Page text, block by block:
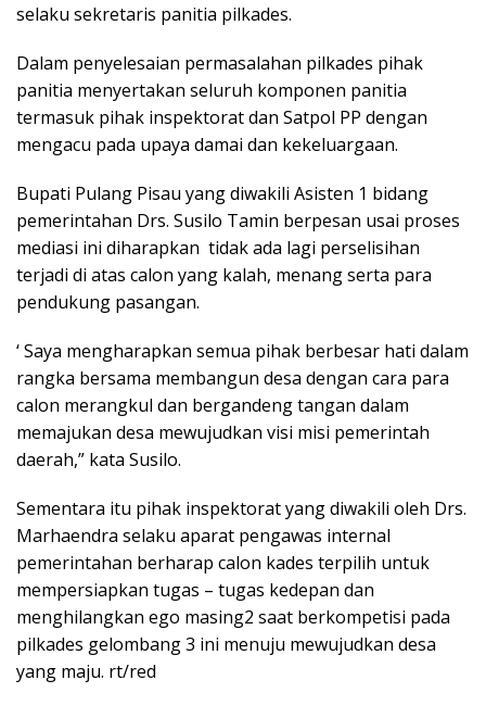
selaku sekretaris panitia pilkades.
Dalam penyelesaian permasalahan pilkades pihak
panitia menyertakan seluruh komponen panitia
termasuk pihak inspektorat dan Satpol PP dengan
mengacu pada upaya damai dan kekeluargaan.
Bupati Pulang Pisau yang diwakili Asisten 1 bidang
pemerintahan Drs. Susilo Tamin berpesan usai proses
mediasi ini diharapkan tidak ada lagi perselisihan
terjadi di atas calon yang kalah, menang serta para
pendukung pasangan.
‘ Saya mengharapkan semua pihak berbesar hati dalam
rangka bersama membangun desa dengan cara para
calon merangkul dan bergandeng tangan dalam
memajukan desa mewujudkan visi misi pemerintah
daerah,” kata Susilo.
Sementara itu pihak inspektorat yang diwakili oleh Drs.
Marhaendra selaku aparat pengawas internal
pemerintahan berharap calon kades terpilih untuk
mempersiapkan tugas – tugas kedepan dan
menghilangkan ego masing2 saat berkompetisi pada
pilkades gelombang 3 ini menuju mewujudkan desa
yang maju. rt/red